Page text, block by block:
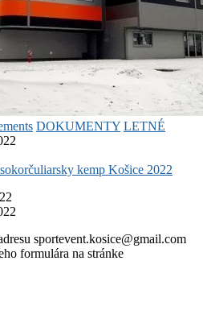
DOKUMENTY LETNÉ
kemp Košice 2022
sportevent.kosice@gmail.com
formulára na stránke